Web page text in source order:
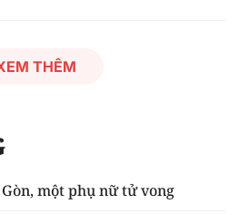
THÊM
một phụ nữ tử vong